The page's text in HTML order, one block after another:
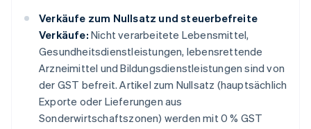
Verkäufe zum Nullsatz und steuerbefreite
Verkäufe: Nicht verarbeitete Lebensmittel,
Gesundheitsdienstleistungen, lebensrettende
Arzneimittel und Bildungsdienstleistungen sind von
der GST befreit. Artikel zum Nullsatz (hauptsächlich
Exporte oder Lieferungen aus
Sonderwirtschaftszonen) werden mit 0 % GST